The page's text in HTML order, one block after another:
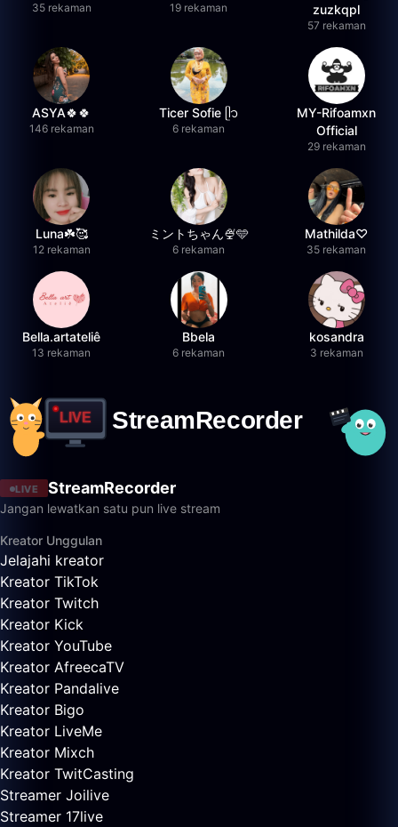
35 rekaman 19 rekaman
zuzkqpl
57 rekaman
ASYA🍀🍀
146 rekaman
Ticer Sofie ᥫ᭡
6 rekaman
MY-Rifoamxn
Official
29 rekaman
Luna☘️🥰
12 rekaman
ミントちゃん🍨🩵
6 rekaman
Mathilda♡︎
35 rekaman
Bella.artateliê
13 rekaman
Bbela
6 rekaman
kosandra
3 rekaman
LIVE StreamRecorder
Jangan lewatkan satu pun live stream
Kreator Unggulan
Jelajahi kreator
Kreator TikTok
Kreator Twitch
Kreator Kick
Kreator YouTube
Kreator AfreecaTV
Kreator Pandalive
Kreator Bigo
Kreator LiveMe
Kreator Mixch
Kreator TwitCasting
Streamer Joilive
Streamer 17live